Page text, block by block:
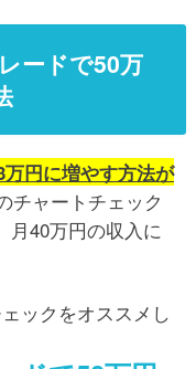
ードで50万
円に増やす方法が
チャートチェック
月40万円の収入に
ックをオススメし